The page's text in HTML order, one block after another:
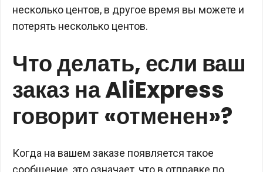
несколько центов, в другое время вы можете и
потерять несколько центов.
Что делать, если ваш
заказ на AliExpress
говорит «отменен»?
Когда на вашем заказе появляется такое
сообщение, это означает, что в отправке по